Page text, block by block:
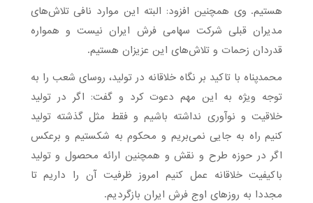
هستیم. وی همچنین افزود: البته این موارد نافی تلاش‌های
مدیران قبلی شرکت سهامی فرش ایران نیست و همواره
قدردان زحمات و تلاش‌های این عزیزان هستیم.
محمدپناه با تاکید بر نگاه خلاقانه در تولید، روسای شعب را به
توجه ویژه به این مهم دعوت کرد و گفت: اگر در تولید
خلاقیت و نوآوری نداشته باشیم و فقط مثل گذشته تولید
کنیم راه به جایی نمی‌بریم و محکوم به شکستیم و برعکس
اگر در حوزه طرح و نقش و همچنین ارائه محصول و تولید
باکیفیت خلاقانه عمل کنیم امروز ظرفیت آن را داریم تا
مجددا به روزهای اوج فرش ایران بازگردیم.